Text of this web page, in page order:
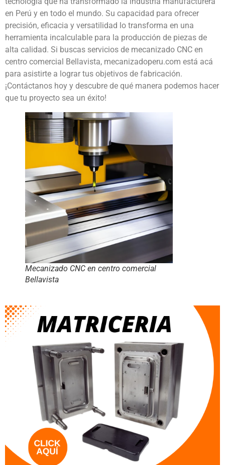
en Perú y en todo el mundo. Su capacidad para ofrecer
precisión, eficacia y versatilidad lo transforma en una
herramienta incalculable para la producción de piezas de
alta calidad. Si buscas servicios de mecanizado CNC en
centro comercial Bellavista, mecanizadoperu.com está acá
para asistirte a lograr tus objetivos de fabricación.
¡Contáctanos hoy y descubre de qué manera podemos hacer
que tu proyecto sea un éxito!
Mecanizado CNC en centro comercial
Bellavista